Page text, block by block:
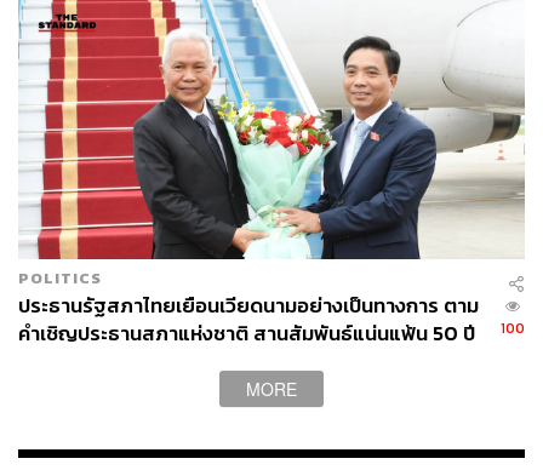
POLITICS
ประธานรัฐสภาไทยเยือนเวียดนามอย่างเป็นทางการ ตาม
คำเชิญประธานสภาแห่งชาติ สานสัมพันธ์แน่นแฟ้น 50 ปี
100
MORE